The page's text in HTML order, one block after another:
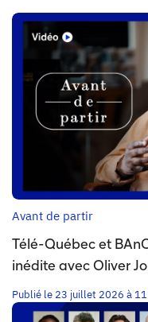
Avant de partir
Télé-Québec et
inédite avec Oliver
Publié le 23 juillet 2026 à